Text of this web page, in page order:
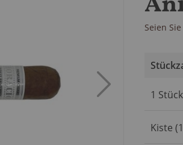
Seien
für
Produkt
1 Stück
Kiste